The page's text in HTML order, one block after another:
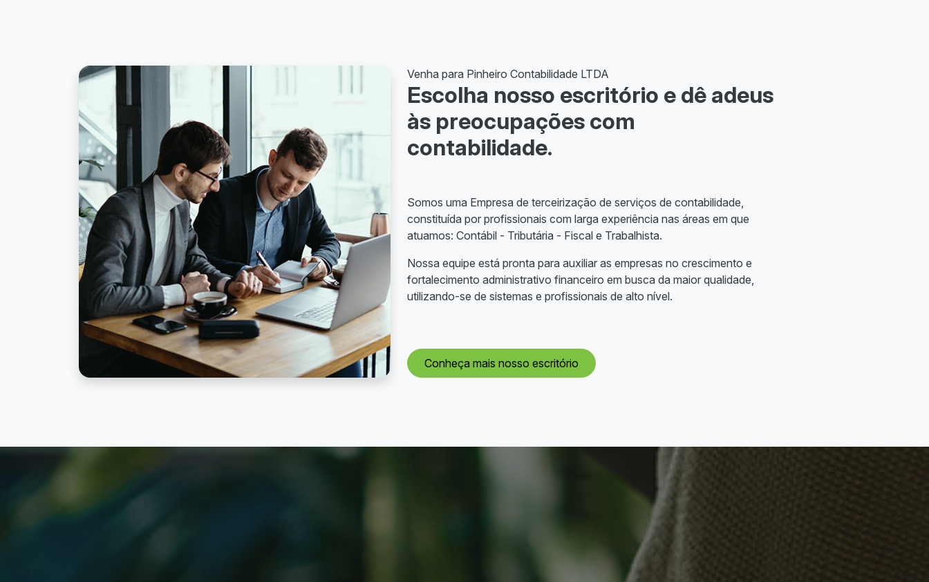
Venha para Pinheiro Contabilidade LTDA
Escolha nosso escritório e dê adeus
às preocupações com
contabilidade.
Somos uma Empresa de terceirização de serviços de contabilidade,
constituída por profissionais com larga experiência nas áreas em que
atuamos: Contábil - Tributária - Fiscal e Trabalhista.
Nossa equipe está pronta para auxiliar as empresas no crescimento e
fortalecimento administrativo financeiro em busca da maior qualidade,
utilizando-se de sistemas e profissionais de alto nível.
Conheça mais nosso escritório